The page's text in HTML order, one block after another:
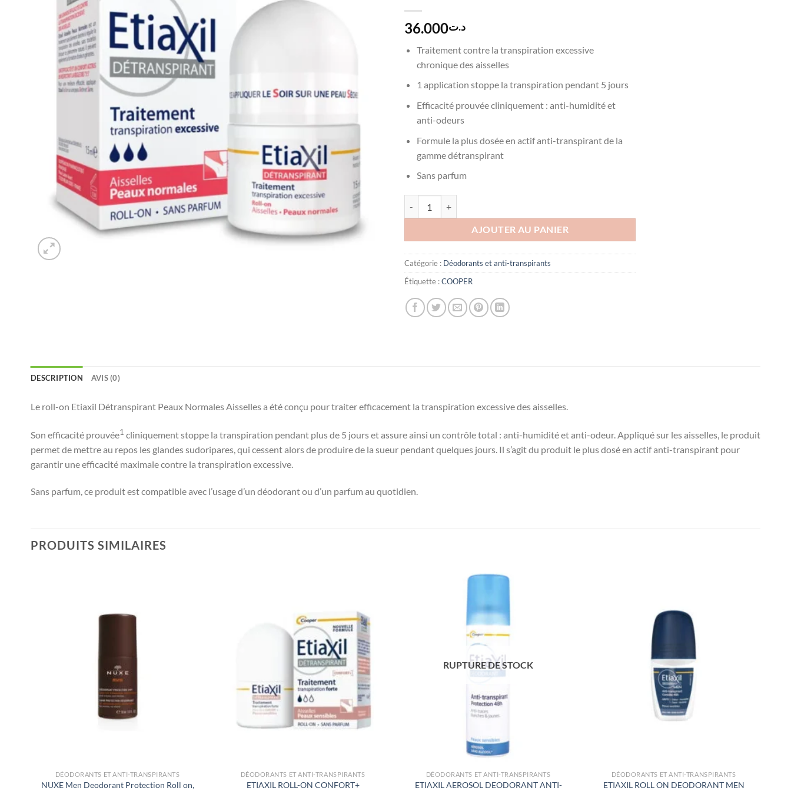
د.ت36.000
Traitement contre la transpiration excessive
chronique des aisselles
1 application stoppe la transpiration pendant 5 jours
Efficacité prouvée cliniquement : anti-humidité et
anti-odeurs
Formule la plus dosée en actif anti-transpirant de la
gamme détranspirant
Sans parfum
AJOUTER AU PANIER
Catégorie : Déodorants et anti-transpirants
Étiquette :COOPER
DESCRIPTION AVIS (0)
Le roll-on Etiaxil Détranspirant Peaux Normales Aisselles a été conçu pour traiter efficacement la transpiration excessive des aisselles.
Son efficacité prouvée1 cliniquement stoppe la transpiration pendant plus de 5 jours et assure ainsi un contrôle total : anti-humidité et anti-odeur. Appliqué sur les aisselles, le produit
permet de mettre au repos les glandes sudoripares, qui cessent alors de produire de la sueur pendant quelques jours. Il s’agit du produit le plus dosé en actif anti-transpirant pour
garantir une efficacité maximale contre la transpiration excessive.
Sans parfum, ce produit est compatible avec l’usage d’un déodorant ou d’un parfum au quotidien.
PRODUITS SIMILAIRES
DÉODORANTS ET ANTI-TRANSPIRANTS
NUXE Men Deodorant Protection Roll on,
DÉODORANTS ET ANTI-TRANSPIRANTS
ETIAXIL ROLL-ON CONFORT+
RUPTURE DE STOCK
DÉODORANTS ET ANTI-TRANSPIRANTS
ETIAXIL AEROSOL DEODORANT ANTI-
DÉODORANTS ET ANTI-TRANSPIRANTS
ETIAXIL ROLL ON DEODORANT MEN